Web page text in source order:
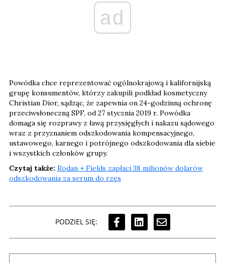
ad
Powódka chce reprezentować ogólnokrajową i kalifornijską
grupę konsumentów, którzy zakupili podkład kosmetyczny
Christian Dior, sądząc, że zapewnia on 24-godzinną ochronę
przeciwsłoneczną SPF, od 27 stycznia 2019 r. Powódka
domaga się rozprawy z ławą przysięgłych i nakazu sądowego
wraz z przyznaniem odszkodowania kompensacyjnego,
ustawowego, karnego i potrójnego odszkodowania dla siebie
i wszystkich członków grupy.
Czytaj także: Rodan + Fields zapłaci 38 milionów dolarów
odszkodowania za serum do rzęs
PODZIEL SIĘ: